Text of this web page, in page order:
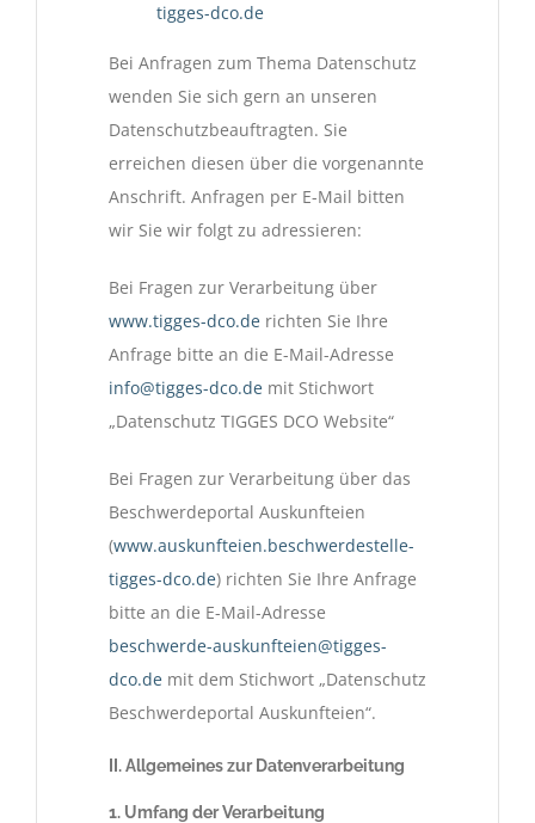
tigges-dco.de
Bei Anfragen zum Thema Datenschutz
wenden Sie sich gern an unseren
Datenschutzbeauftragten. Sie
erreichen diesen über die vorgenannte
Anschrift. Anfragen per E-Mail bitten
wir Sie wir folgt zu adressieren:
Bei Fragen zur Verarbeitung über
www.tigges-dco.de richten Sie Ihre
Anfrage bitte an die E-Mail-Adresse
info@tigges-dco.de mit Stichwort
„Datenschutz TIGGES DCO Website“
Bei Fragen zur Verarbeitung über das
Beschwerdeportal Auskunfteien
(www.auskunfteien.beschwerdestelle-
tigges-dco.de) richten Sie Ihre Anfrage
bitte an die E-Mail-Adresse
beschwerde-auskunfteien@tigges-
dco.de mit dem Stichwort „Datenschutz
Beschwerdeportal Auskunfteien“.
II. Allgemeines zur Datenverarbeitung
1. Umfang der Verarbeitung